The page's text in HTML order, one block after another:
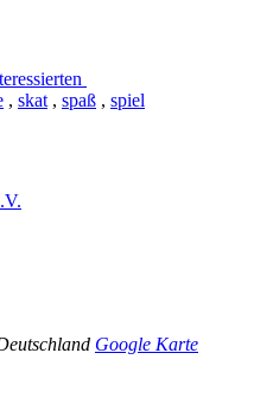
, skat , spaß , spiel
Google Karte